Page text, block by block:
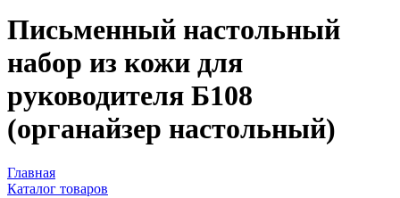
Письменный настольный
набор из кожи для
руководителя Б108
(органайзер настольный)
Главная
Каталог товаров